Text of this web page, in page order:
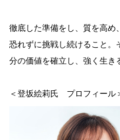
徹底した準備をし、質を高め
恐れずに挑戦し続けること。
分の価値を確立し、強く生き
＜登坂絵莉氏 プロフィール